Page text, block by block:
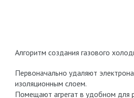
Алгоритм создания газового
Первоначально удаляют
изоляционным слоем.
Помещают агрегат в удобном для